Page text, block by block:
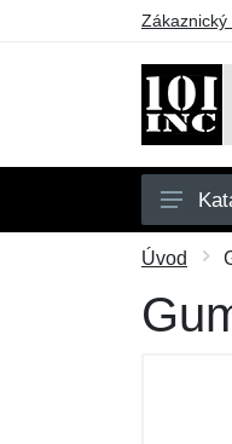
Zákaznický
Pánské
Dětské
Úvod